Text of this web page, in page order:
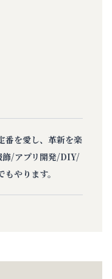
番を愛し、革新を楽
飾/アプリ開発/DIY/
やります。